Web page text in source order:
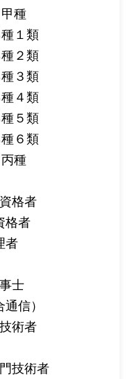
種
１類
２類
３類
４類
５類
６類
種
格者
格者
者
士
信）
術者
技術者